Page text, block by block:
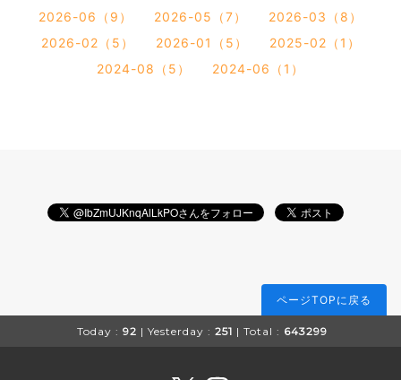
2026-06（9） 2026-05（7）
2026-03（8）
2026-02（5）
2026-01（5）
2025-02（1）
2024-08（5）
2024-06（1）
ページTOPに戻る
Today : 92 | Yesterday : 251 | Total : 643299